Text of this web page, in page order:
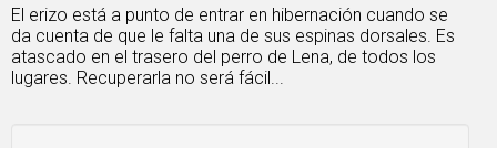
El erizo está a punto de entrar en hibernación cuando se
da cuenta de que le falta una de sus espinas dorsales. Es
atascado en el trasero del perro de Lena, de todos los
lugares. Recuperarla no será fácil...